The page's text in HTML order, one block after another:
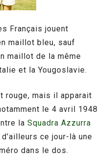
Français jouent
maillot bleu, sauf
maillot de la même
et la Yougoslavie.
rouge, mais il apparait
le 4 avril 1948
la Squadra Azzurra
ce jour-là une
dans le dos.